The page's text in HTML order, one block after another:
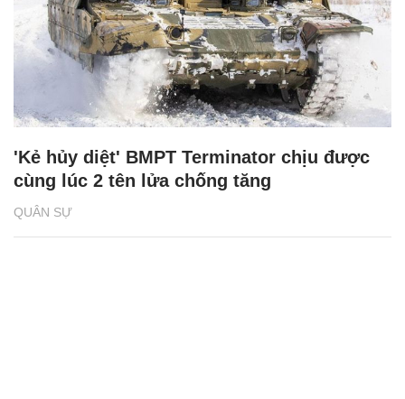
QUÂN SỰ
'Kẻ hủy diệt' BMPT Terminator chịu được
cùng lúc 2 tên lửa chống tăng